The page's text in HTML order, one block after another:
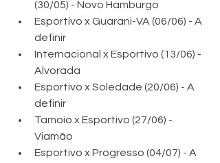
(30/05) - Novo Hamburgo
Esportivo x Guarani-VA (06/06) - A
definir
Internacional x Esportivo (13/06) -
Alvorada
Esportivo x Soledade (20/06) - A
definir
Tamoio x Esportivo (27/06) -
Viamão
Esportivo x Progresso (04/07) - A